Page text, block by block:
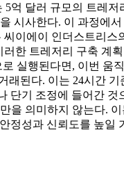
억 달러 규모의 트레
시사한다. 이 과정에
이에이 인더스트리
한 트레저리 구축 계
실행된다면, 이번 움
된다. 이는 24시간
단기 조정에 들어간
의미하지 않는다.
성과 신뢰도를 높일